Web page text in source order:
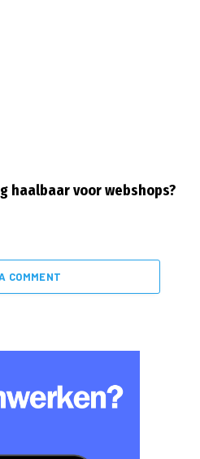
haalbaar voor webshops?
COMMENT